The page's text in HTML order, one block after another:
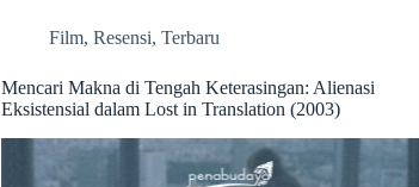
Film,Resensi,Terbaru
Mencari Makna di Tengah Keterasingan: Alienasi
Eksistensial dalam Lost in Translation (2003)